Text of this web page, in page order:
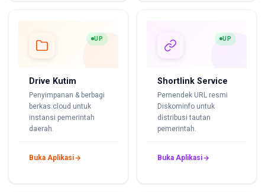
UP
Drive Kutim
Penyimpanan & berbagi
berkas cloud untuk
instansi pemerintah
daerah.
Buka Aplikasi
UP
Shortlink Service
Pemendek URL resmi
Diskominfo untuk
distribusi tautan
pemerintah.
Buka Aplikasi